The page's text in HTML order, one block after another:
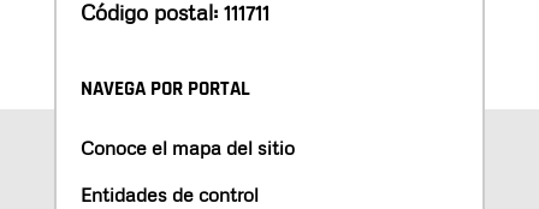
Código postal: 111711
NAVEGA POR PORTAL
Conoce el mapa del sitio
Entidades de control